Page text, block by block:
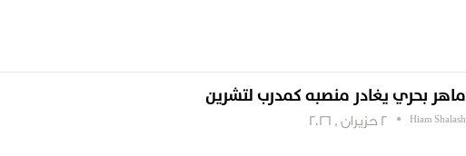
ماهر بحري يغادر منصبه كمدرب لتشرين
Hiam Shalash 2 حزيران , 2026